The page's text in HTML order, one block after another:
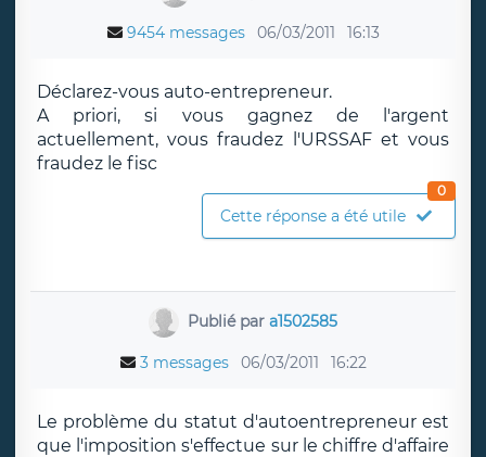
9454 messages 06/03/2011 16:13
Déclarez-vous auto-entrepreneur.
A priori, si vous gagnez de l'argent
actuellement, vous fraudez l'URSSAF et vous
fraudez le fisc
Cette réponse a été utile
0
Publié par a1502585
3 messages 06/03/2011 16:22
Le problème du statut d'autoentrepreneur est
que l'imposition s'effectue sur le chiffre d'affaire